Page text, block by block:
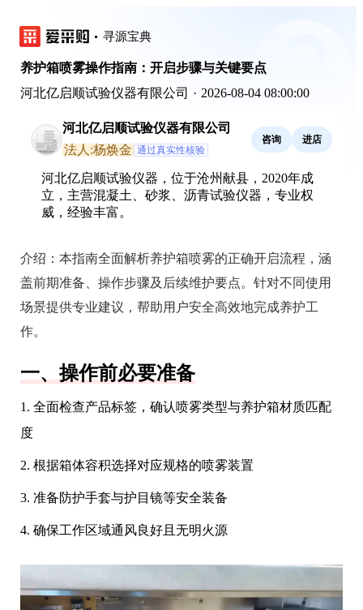
寻源宝典
养护箱喷雾操作指南：开启步骤与关键要点
河北亿启顺试验仪器有限公司 · 2026-08-04 08:00:00
河北亿启顺试验仪器有限公司
法人:杨焕金 通过真实性核验
咨询 进店
河北亿启顺试验仪器，位于沧州献县，2020年成
立，主营混凝土、砂浆、沥青试验仪器，专业权
威，经验丰富。
介绍： 本指南全面解析养护箱喷雾的正确开启流程，涵
盖前期准备、操作步骤及后续维护要点。针对不同使用
场景提供专业建议，帮助用户安全高效地完成养护工
作。
一、操作前必要准备
1. 全面检查产品标签，确认喷雾类型与养护箱材质匹配
度
2. 根据箱体容积选择对应规格的喷雾装置
3. 准备防护手套与护目镜等安全装备
4. 确保工作区域通风良好且无明火源